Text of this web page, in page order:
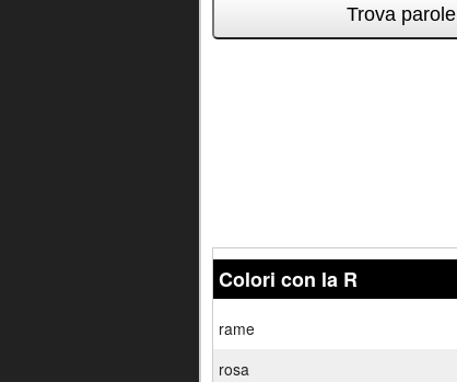
Trova parole
Colori con la R
rame
rosa